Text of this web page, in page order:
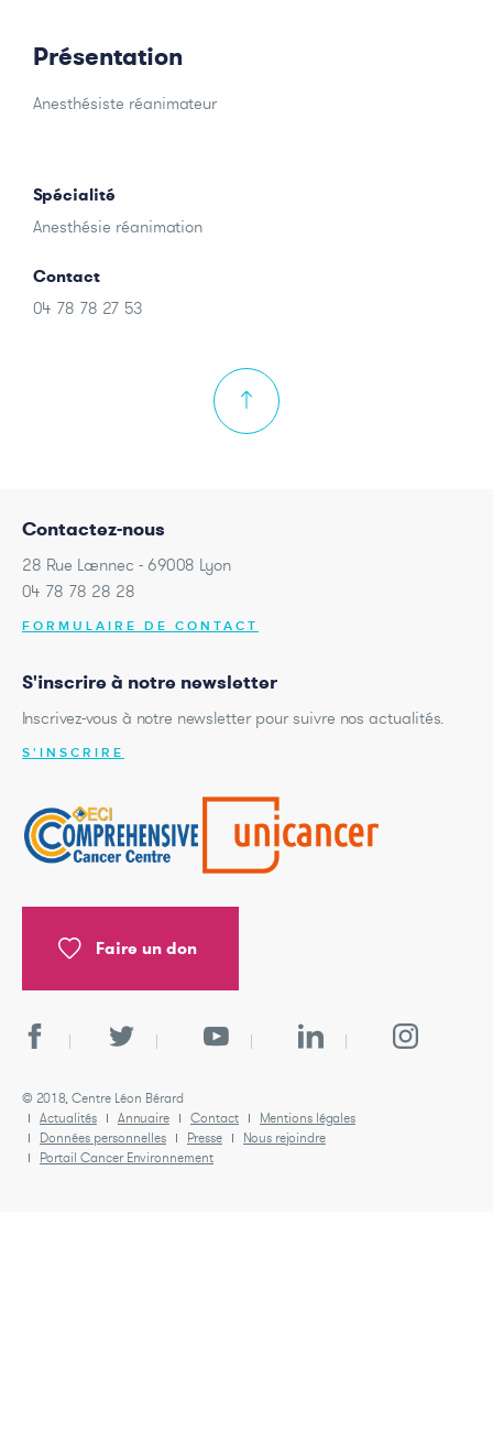
Présentation
Anesthésiste réanimateur
Spécialité
Anesthésie réanimation
Contact
04 78 78 27 53
Contactez-nous
28 Rue Laennec - 69008 Lyon
04 78 78 28 28
FORMULAIRE DE CONTACT
S'inscrire à notre newsletter
Inscrivez-vous à notre newsletter pour suivre nos actualités.
S'INSCRIRE
Faire un don
© 2018, Centre Léon Bérard
Actualités
Annuaire Contact
Mentions légales
Données personnelles
Presse
Nous rejoindre
Portail Cancer Environnement